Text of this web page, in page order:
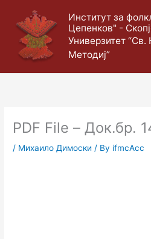
content
Институт за
Цепенков" -
Универзитет “Св.
Методиј”
PDF File – Док.бр.
/ Михаило Димоски / By ifmcAcc